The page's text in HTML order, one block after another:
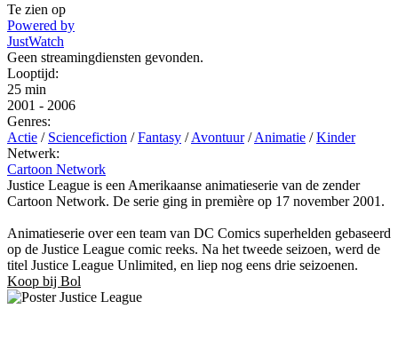
Te zien op
Powered by
JustWatch
Geen streamingdiensten gevonden.
Looptijd:
25 min
2001 - 2006
Genres:
Actie / Sciencefiction / Fantasy / Avontuur / Animatie / Kinder
Netwerk:
Cartoon Network
Justice League is een Amerikaanse animatieserie van de zender
Cartoon Network. De serie ging in première op 17 november 2001.
Animatieserie over een team van DC Comics superhelden gebaseerd
op de Justice League comic reeks. Na het tweede seizoen, werd de
titel Justice League Unlimited, en liep nog eens drie seizoenen.
Koop bij Bol